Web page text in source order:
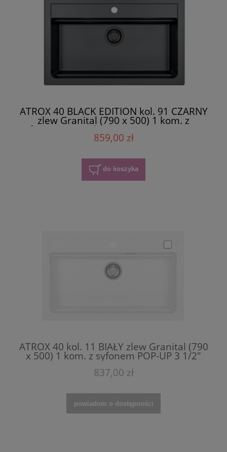
ATROX 40 BLACK EDITION kol. 91 CZARNY
zlew Granital (790 x 500) 1 kom. z
syfonem manualny 3 1/2" - SYFON BLACK
859,00 zł
do koszyka
ATROX 40 kol. 11 BIAŁY zlew Granital (790
x 500) 1 kom. z syfonem POP-UP 3 1/2"
837,00 zł
powiadom o dostępności